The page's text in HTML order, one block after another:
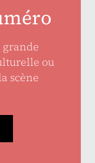
grande
ou
scène